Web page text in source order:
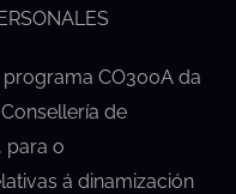
programa CO300A da
de
para o
á dinamización